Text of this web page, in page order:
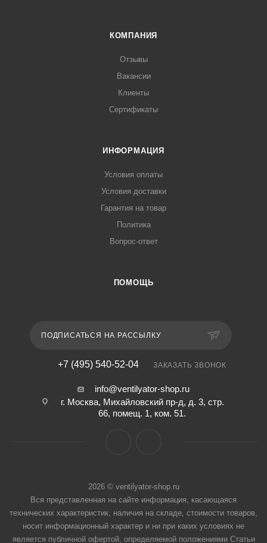
КОМПАНИЯ
Отзывы
Вакансии
Клиенты
Сертификаты
ИНФОРМАЦИЯ
Условия оплаты
Условия доставки
Гарантия на товар
Политика
Вопрос-ответ
ПОМОЩЬ
ПОДПИСАТЬСЯ НА РАССЫЛКУ
+7 (495) 540-52-04 ЗАКАЗАТЬ ЗВОНОК
info@ventilyator-shop.ru
г. Москва, Михайловский пр-д, д. 3, cтр.
66, помещ. 1, ком. 51.
2026 © ventilyator-shop.ru
Вся представленная на сайте информация, касающаяся
технических характеристик, наличия на складе, стоимости товаров,
носит информационный характер и ни при каких условиях не
является публичной офертой, определяемой положениями Статьи